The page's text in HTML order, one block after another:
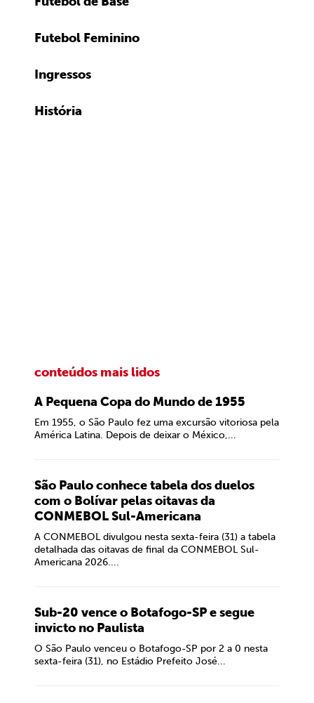
Futebol Feminino
Ingressos
História
conteúdos mais lidos
A Pequena Copa do Mundo de 1955
Em 1955, o São Paulo fez uma excursão vitoriosa pela
América Latina. Depois de deixar o México,...
São Paulo conhece tabela dos duelos
com o Bolívar pelas oitavas da
CONMEBOL Sul-Americana
A CONMEBOL divulgou nesta sexta-feira (31) a tabela
detalhada das oitavas de final da CONMEBOL Sul-
Americana 2026....
Sub-20 vence o Botafogo-SP e segue
invicto no Paulista
O São Paulo venceu o Botafogo-SP por 2 a 0 nesta
sexta-feira (31), no Estádio Prefeito José...